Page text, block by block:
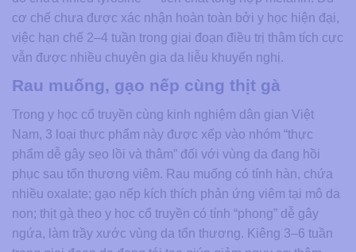
cơ chế chưa được xác nhận hoàn toàn bởi y học hiện đại,
việc hạn chế 2–4 tuần trong giai đoạn điều trị thâm tích cực
vẫn được nhiều chuyên gia da liễu khuyến nghị.
Rau muống, gạo nếp cùng thịt gà
Trong y học cổ truyền cùng kinh nghiệm dân gian Việt
Nam, 3 loại thực phẩm này được xếp vào nhóm “thực
phẩm dễ gây sẹo lồi và thâm” đối với vùng da đang hồi
phục sau tổn thương viêm. Rau muống có tính hàn, chứa
nhiều oxalate; gạo nếp kích thích phản ứng viêm tại mô da
non; thịt gà theo y học cổ truyền có tính “phong” dễ gây
ngứa, làm trầy xước vùng da tổn thương. Kiêng 3–6 tuần